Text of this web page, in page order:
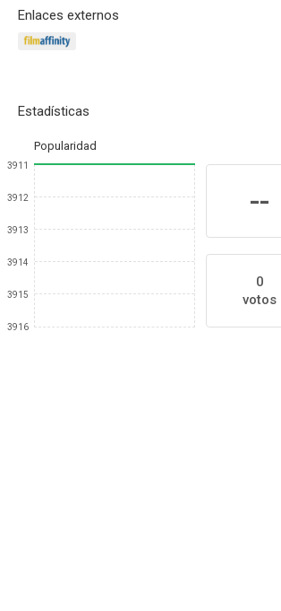
Enlaces externos
Estadísticas
Popularidad
3911
3912
3913
3914
3915
3916
--
0
votos